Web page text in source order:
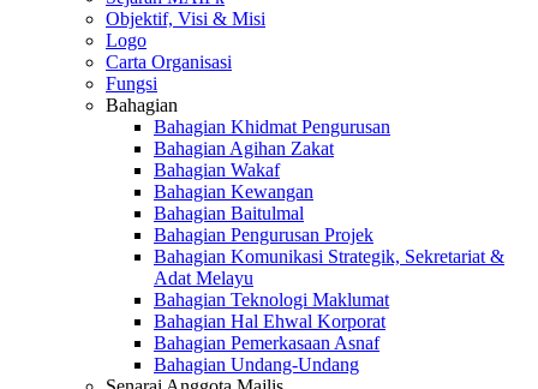
Objektif, Visi & Misi
Logo
Carta Organisasi
Fungsi
Bahagian
Bahagian Khidmat Pengurusan
Bahagian Agihan Zakat
Bahagian Wakaf
Bahagian Kewangan
Bahagian Baitulmal
Bahagian Pengurusan Projek
Bahagian Komunikasi Strategik, Sekretariat &
Adat Melayu
Bahagian Teknologi Maklumat
Bahagian Hal Ehwal Korporat
Bahagian Pemerkasaan Asnaf
Bahagian Undang-Undang